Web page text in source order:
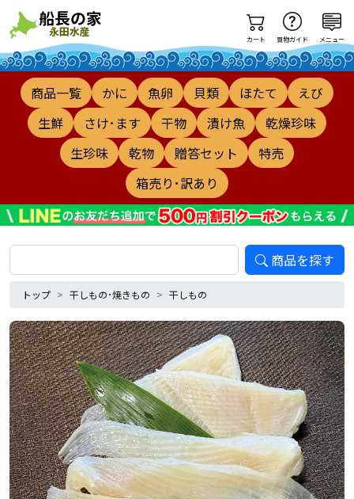
カート 買物ガイド メニュー
商品一覧 かに 魚卵 貝類 ほたて
えび
生鮮
さけ･ます 干物 漬け魚
乾燥珍味
生珍味
乾物 贈答セット
特売
箱売り･訳あり
商品を探す
トップ 干しもの･焼きもの 干しもの